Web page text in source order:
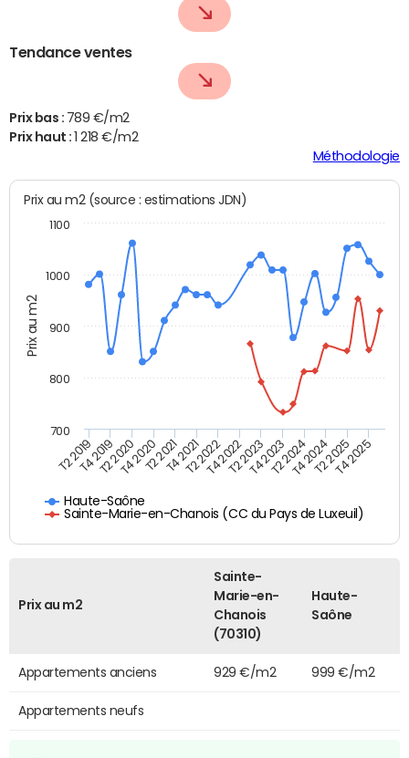
Tendance ventes
Prix bas : 789 €/m2
Prix haut :1 218 €/m2
Méthodologie
Prix au m2
Prix au m2 (source : estimations JDN)
Haute-Saône
Sainte-Marie-en-Chanois (CC du Pays de Luxeuil)
T2 2019T4 2019T2 2020T4 2020T2 2021T4 2021T2 2022T4 2022T2 2023T4 2023T2 2024T4 2024T2 2025T4 2025
700
800
900
1000
1100
Prix au m2
Sainte-
Marie-en-
Chanois
(70310)
Haute-
Saône
Appartements anciens 929 €/m2 999 €/m2
Appartements neufs